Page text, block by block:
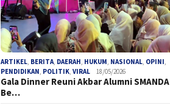
ARTIKEL BERITA DAERAH HUKUM NASIONAL OPINI
PENDIDIKAN POLITIK ,VIRAL 18/05/2026
Gala Dinner Reuni Akbar Alumni SMANDA
Be…